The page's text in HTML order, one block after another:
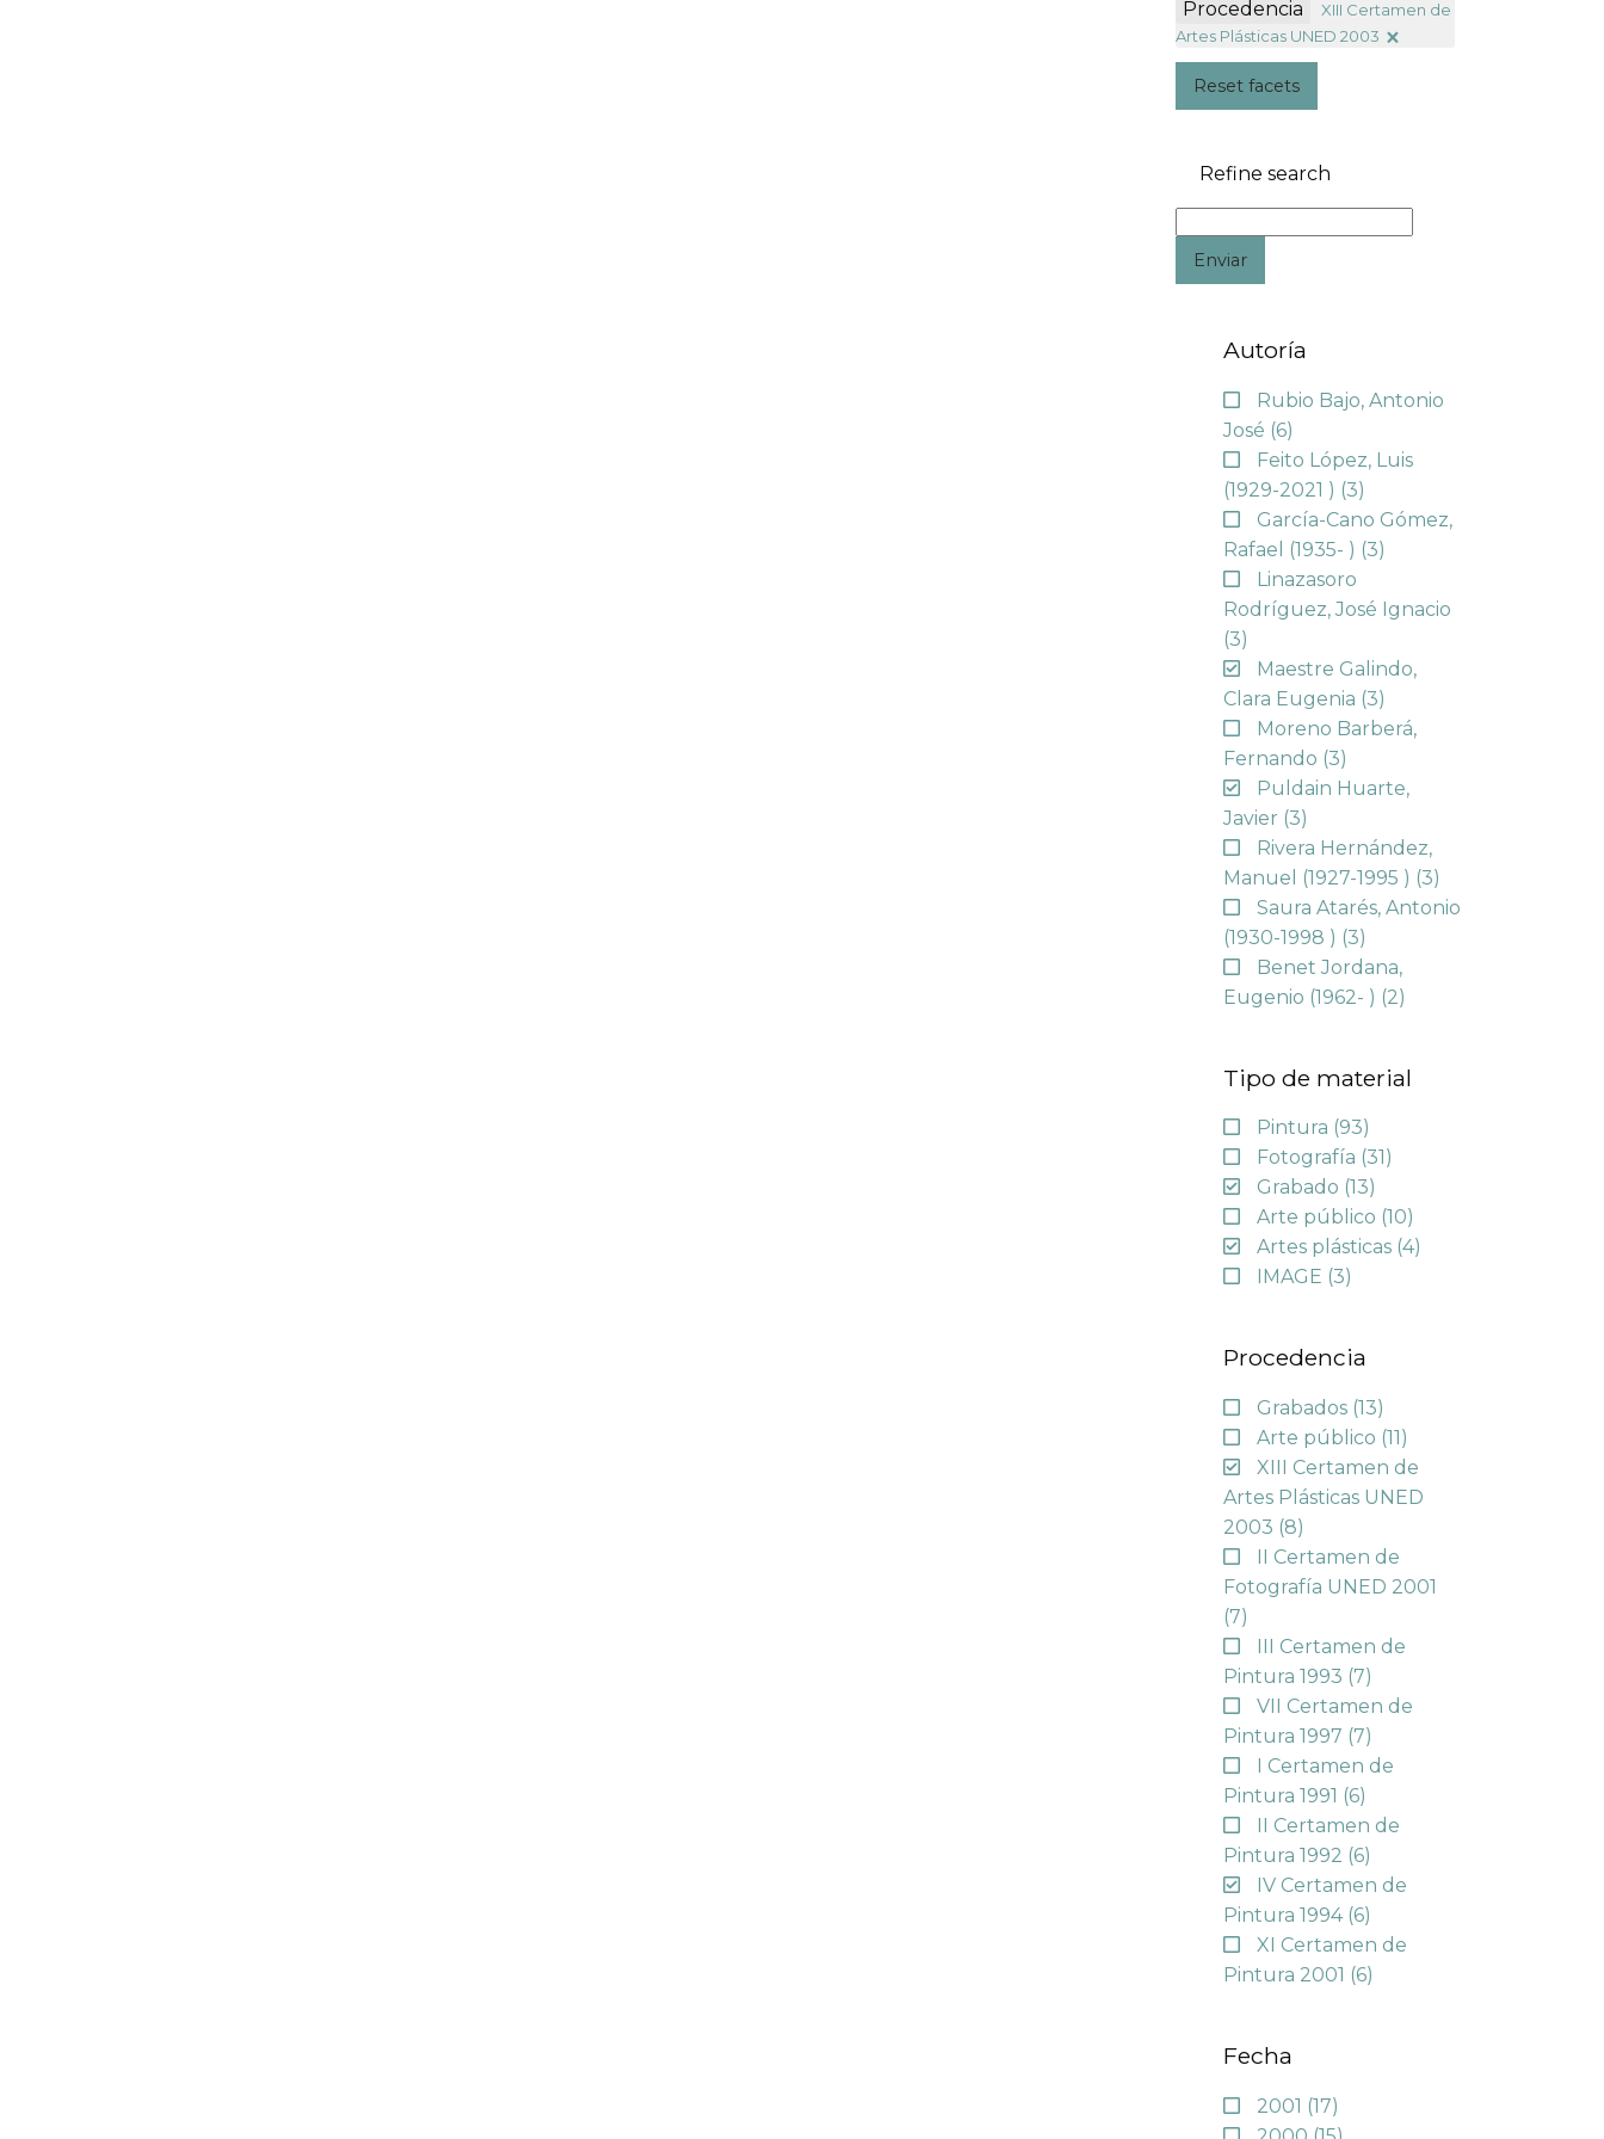
Procedencia
XIII Certamen de
Artes Plásticas UNED 2003
Reset facets
Refine search
Enviar
Autoría
Rubio Bajo, Antonio
José (6)
Feito López, Luis
(1929-2021 ) (3)
García-Cano Gómez,
Rafael (1935- ) (3)
Linazasoro
Rodríguez, José Ignacio
(3)
Maestre Galindo,
Clara Eugenia (3)
Moreno Barberá,
Fernando (3)
Puldain Huarte,
Javier (3)
Rivera Hernández,
Manuel (1927-1995 ) (3)
Saura Atarés, Antonio
(1930-1998 ) (3)
Benet Jordana,
Eugenio (1962- ) (2)
Tipo de material
Pintura (93)
Fotografía (31)
Grabado (13)
Arte público (10)
Artes plásticas (4)
IMAGE (3)
Procedencia
Grabados (13)
Arte público (11)
XIII Certamen de
Artes Plásticas UNED
2003 (8)
II Certamen de
Fotografía UNED 2001
(7)
III Certamen de
Pintura 1993 (7)
VII Certamen de
Pintura 1997 (7)
I Certamen de
Pintura 1991 (6)
II Certamen de
Pintura 1992 (6)
IV Certamen de
Pintura 1994 (6)
XI Certamen de
Pintura 2001 (6)
Fecha
2001 (17)